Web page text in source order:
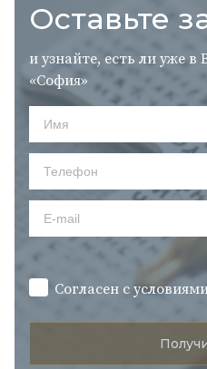
Оставьте
и узнайте, есть ли уже
«София»
Согласен с